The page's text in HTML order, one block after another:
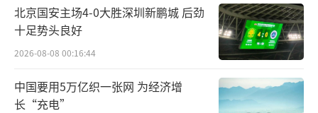
北京国安主场4-0大胜深圳新鹏城 后劲
十足势头良好
2026-08-08 00:16:44
中国要用5万亿织一张网 为经济增
长“充电”